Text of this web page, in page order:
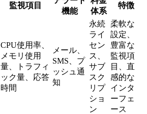
監視項目
機能
体系
特徴
CPU使用率、
メモリ使用
量、トラフィ
ック量、応答
時間
メール、
SMS、プ
ッシュ通
知
永続
ライ
セン
ス、
サブ
スク
リプ
ショ
ン
柔軟な
設定、
豊富な
監視項
目、直
感的な
インタ
ーフェ
ース